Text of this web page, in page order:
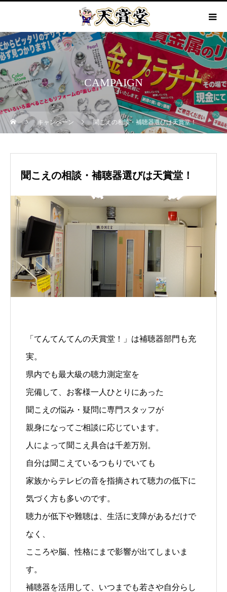
CAMPAIGN
キャンペーン 聞こえの相談・補聴器選びは天賞堂！
聞こえの相談・補聴器選びは天賞堂！
「てんてんてんの天賞堂！」は補聴器部門も充
実。
県内でも最大級の聴力測定室を
完備して、お客様一人ひとりにあった
聞こえの悩み・疑問に専門スタッフが
親身になってご相談に応じています。
人によって聞こえ具合は千差万別。
自分は聞こえているつもりでいても
家族からテレビの音を指摘されて聴力の低下に
気づく方も多いのです。
聴力が低下や難聴は、生活に支障があるだけで
なく、
こころや脳、性格にまで影響が出てしまいま
す。
補聴器を活用して、いつまでも若さや自分らし